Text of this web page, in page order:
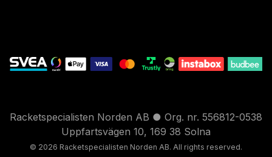
Racketspecialisten Norden AB ● Org. nr. 556812-0538
Uppfartsvägen 10, 169 38 Solna
© 2026 Racketspecialisten Norden AB. All rights reserved.